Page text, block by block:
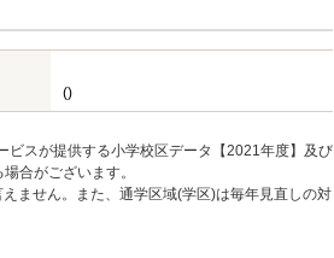
()
ビスが提供する小学校区データ【2021年度】及び
合がございます。
ません。また、通学区域(学区)は毎年見直しの対